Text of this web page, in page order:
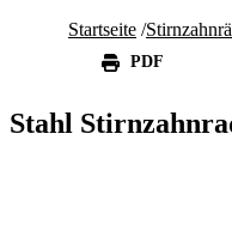
Startseite /
PDF
Stahl